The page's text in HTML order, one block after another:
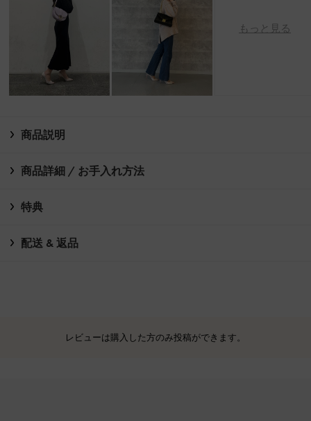
もっと見る
商品説明
商品詳細 / お手入れ方法
特典
配送 & 返品
レビューは購入した方のみ投稿ができます。